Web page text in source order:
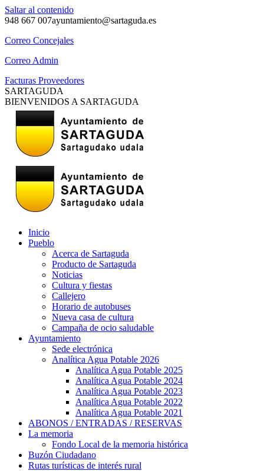
Saltar al contenido
948 667 007ayuntamiento@sartaguda.es
Correo Concejales
Correo Admin
Facturas Proveedores
SARTAGUDA
BIENVENIDOS A SARTAGUDA
Inicio
Pueblo
Acerca de Sartaguda
Producto de Sartaguda
Noticias
Cultura y fiestas
Callejero
Horario de autobuses
Nueva casa de cultura
Campaña de ocio saludable
Ayuntamiento
Sede electrónica
Analítica Agua Potable 2026
Analítica Agua Potable 2025
Analítica Agua Potable 2024
Analítica Agua Potable 2023
Analítica Agua Potable 2022
Analítica Agua Potable 2021
ABONOS / ENTRADAS / RESERVAS
La memoria
Fondo Local de la memoria histórica
Buzón Ciudadano
Rutas turísticas de interés rural